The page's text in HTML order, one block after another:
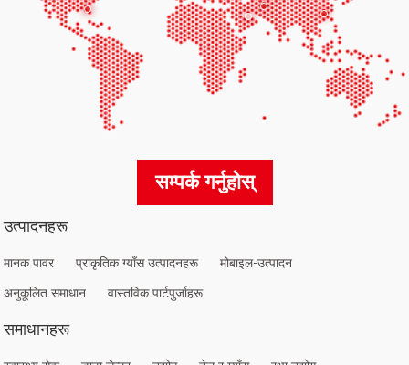
सम्पर्क गर्नुहोस्
उत्पादनहरू
मानक पावर प्राकृतिक ग्याँस उत्पादनहरू
मोबाइल-उत्पादन
अनुकूलित समाधान
वास्तविक पार्टपुर्जाहरू
समाधानहरू